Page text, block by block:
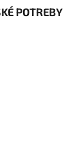
POTREBY